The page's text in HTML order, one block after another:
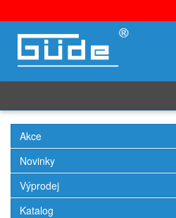
Akce
Novinky
Výprodej
Katalog